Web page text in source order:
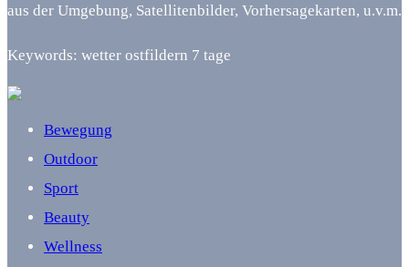
aus der Umgebung, Satellitenbilder, Vorhersagekarten, u.v.m.
Keywords: wetter ostfildern 7 tage
Bewegung
Outdoor
Sport
Beauty
Wellness